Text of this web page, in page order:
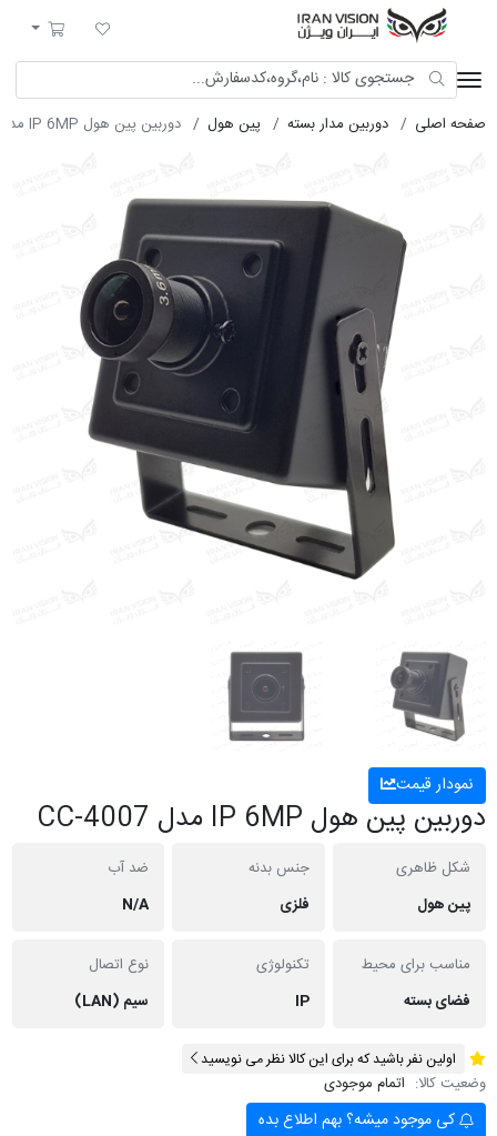
لیست مورد علاقه
سبد خرید
صفحه اصلی دوربین مدار بسته پین هول دوربین پین هول IP 6MP مدل CC-4007
نمودار قیمت
دوربین پین هول IP 6MP مدل CC-4007
شکل ظاهری
پین هول
جنس بدنه
فلزی
ضد آب
N/A
مناسب برای محیط
فضای بسته
تکنولوژی
IP
نوع اتصال
سیم (LAN)
اولین نفر باشید که برای این کالا نظر می نویسید
وضعیت کالا: اتمام موجودی
کی موجود میشه؟ بهم اطلاع بده